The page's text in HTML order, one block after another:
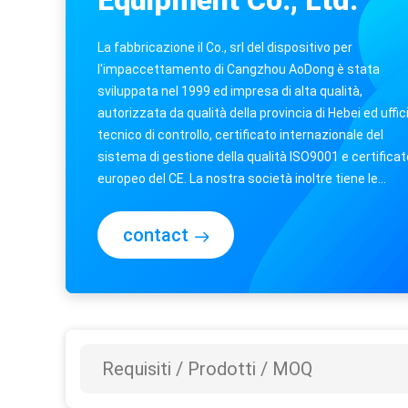
La fabbricazione il Co., srl del dispositivo per
l'impaccettamento di Cangzhou AoDong è stata
sviluppata nel 1999 ed impresa di alta qualità,
autorizzata da qualità della provincia di Hebei ed
tecnico di controllo, certificato internazionale del
sistema di gestione della qualità ISO9001 e
europeo del CE. La nostra società inoltre tiene le
contact